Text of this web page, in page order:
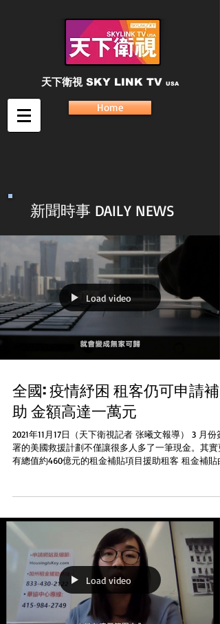
天下衛視 SKY LINK TV USA
Home
新聞時事 DAILY NEWS
Load video
全國: 疫情紓困 租客仍可申請補
助 金額高達一萬元
2021年11月17日（天下衛視記者 张曦文報導） 3 月份簽
署的美國救援計劃不僅讓很多人多了一筆現金。其實
有總值約460億元的租金補貼項目援助租客 租金補貼由
貼金也會有上限例...
Load video